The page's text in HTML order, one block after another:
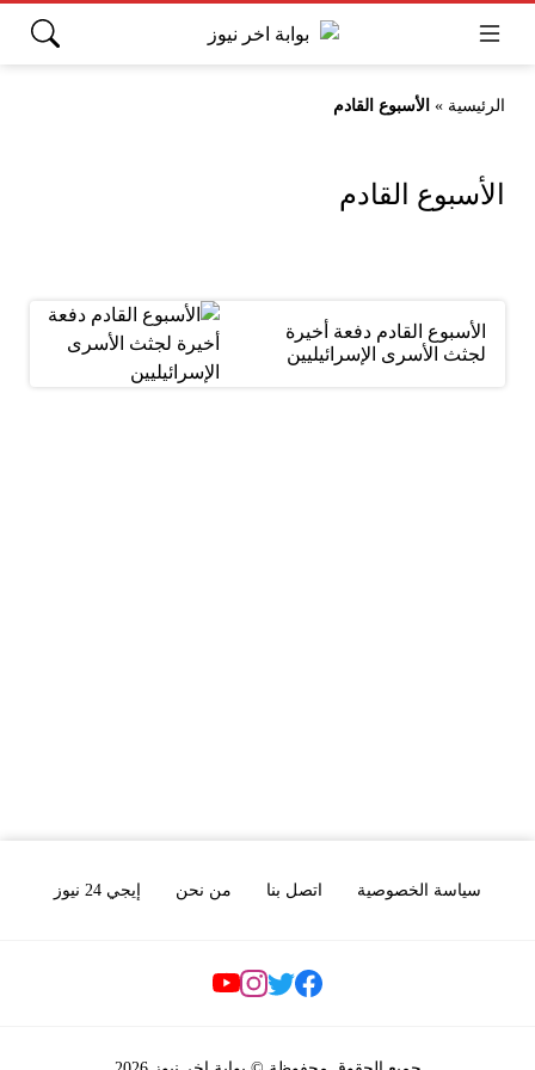
الرئيسية » الأسبوع القادم
الأسبوع القادم
الأسبوع القادم دفعة أخيرة
لجثث الأسرى الإسرائيليين
سياسة الخصوصية اتصل بنا من نحن إيجي 24 نيوز
Social Links